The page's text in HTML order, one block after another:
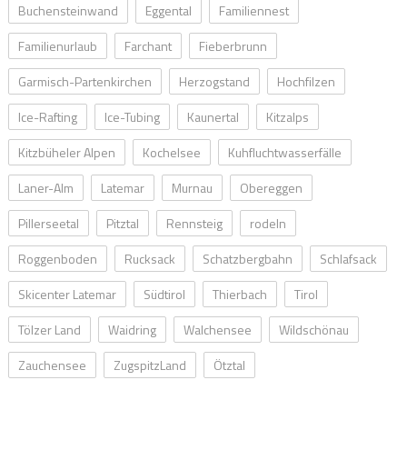
Buchensteinwand
Eggental
Familiennest
Familienurlaub
Farchant
Fieberbrunn
Garmisch-Partenkirchen
Herzogstand
Hochfilzen
Ice-Rafting
Ice-Tubing Kaunertal
Kitzalps
Kitzbüheler Alpen
Kochelsee
Kuhfluchtwasserfälle
Laner-Alm
Latemar Murnau
Obereggen
Pillerseetal
Pitztal Rennsteig
rodeln
Roggenboden
Rucksack Schatzbergbahn
Schlafsack
Skicenter Latemar
Südtirol Thierbach
Tirol
Tölzer Land
Waidring Walchensee
Wildschönau
Zauchensee
ZugspitzLand Ötztal